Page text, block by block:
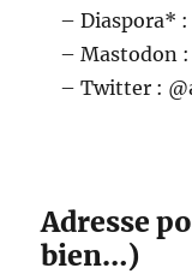
– Diaspora* :
– Mastodon :
– Twitter :
Adresse
bien…)